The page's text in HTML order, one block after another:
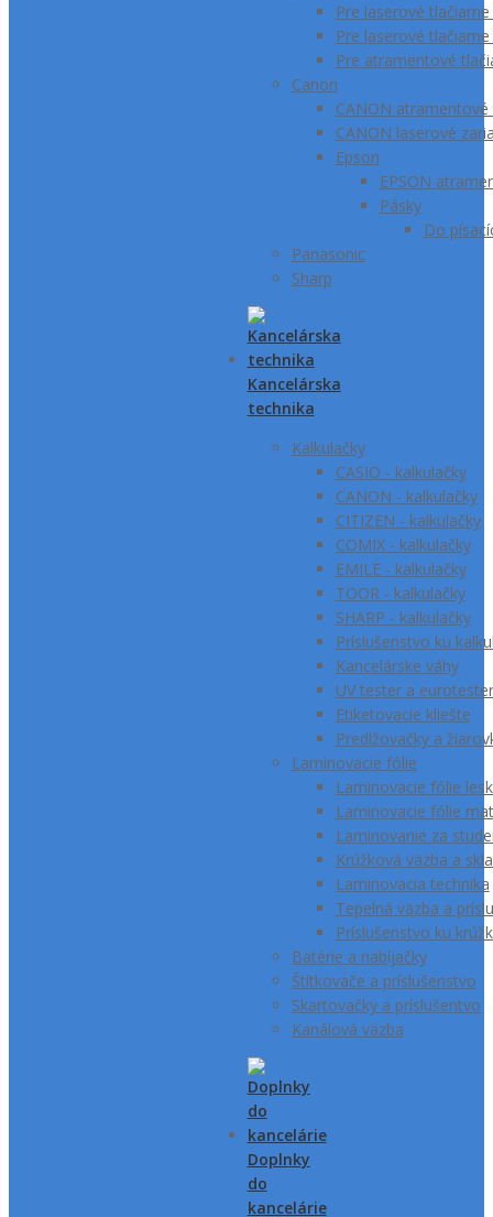
Pre laserové
Pre laserové tlačiarne
Pre atramentové
Canon
CANON atramentové
CANON laserové
Epson
EPSON
Pásky
Do
Panasonic
Sharp
Kancelárska
technika
Kalkulačky
CASIO - kalkulačky
CANON - kalkulačky
CITIZEN - kalkulačky
COMIX - kalkulačky
EMILE - kalkulačky
TOOR - kalkulačky
SHARP - kalkulačky
Príslušenstvo ku
Kancelárske váhy
UV tester a eurotester
Etiketovacie kliešte
Predlžovačky a
Laminovacie fólie
Laminovacie fólie
Laminovacie fólie
Laminovanie za
Krúžková väzba a
Laminovacia technika
Tepelná väzba a
Príslušenstvo ku
Batérie a nabíjačky
Štítkovače a príslušenstvo
Skartovačky a príslušentvo
Kanálová väzba
Doplnky
do
kancelárie